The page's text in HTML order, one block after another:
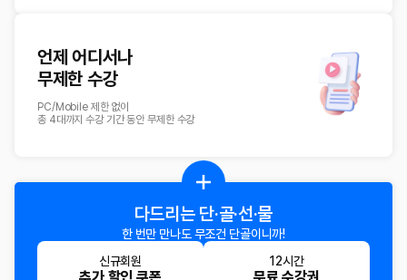
언제 어디서나
무제한 수강
PC/Mobile 제한 없이
총 4대까지 수강 기간 동안 무제한 수강
다드리는 단·골·선·물
한 번만 만나도무조건 단골이니까!
신규회원
12시간